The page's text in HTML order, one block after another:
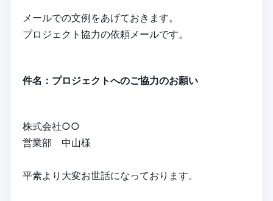
メールでの文例をあげておきます。
プロジェクト協力の依頼メールです。
件名：プロジェクトへのご協力のお願い
株式会社○○
営業部 中山様
平素より大変お世話になっております。